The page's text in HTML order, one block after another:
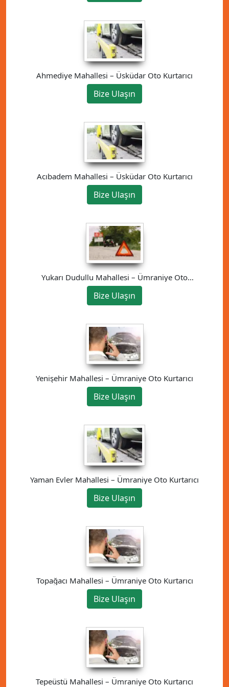
Ahmediye Mahallesi – Üsküdar Oto Kurtarıcı
Bize Ulaşın
Acıbadem Mahallesi – Üsküdar Oto Kurtarıcı
Bize Ulaşın
Yukarı Dudullu Mahallesi – Ümraniye Oto
Kurtarıcı
Bize Ulaşın
Yenişehir Mahallesi – Ümraniye Oto Kurtarıcı
Bize Ulaşın
Yaman Evler Mahallesi – Ümraniye Oto Kurtarıcı
Bize Ulaşın
Topağacı Mahallesi – Ümraniye Oto Kurtarıcı
Bize Ulaşın
Tepeüstü Mahallesi – Ümraniye Oto Kurtarıcı